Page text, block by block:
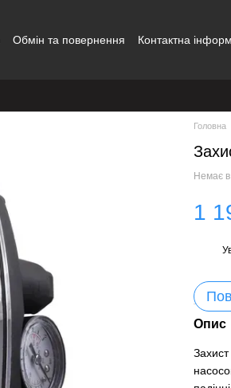
Обмін та повернення Контактна
Головна
Немає в
1
Опис